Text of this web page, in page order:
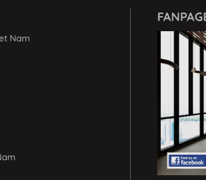
Nam